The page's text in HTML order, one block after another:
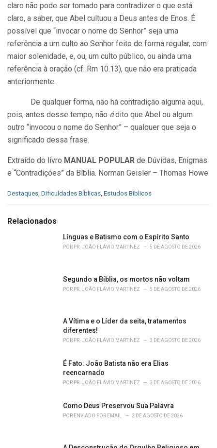
claro não pode ser tomado para contradizer o que está
claro, a saber, que Abel cultuou a Deus antes de Enos. É
possível que “invocar o nome do Senhor” seja uma
referência a um culto ao Senhor feito de forma regular, com
maior solenidade, e, ou, um culto público, ou ainda uma
referência à oração (cf. Rm 10.13), que não era praticada
anteriormente.
De qualquer forma, não há contradição alguma aqui,
pois, antes desse tempo, não édito que Abel ou algum
outro “invocou o nome do Senhor” – qualquer que seja o
significado dessa frase.
Extraído do livro MANUAL POPULAR de Dúvidas, Enigmas
e “Contradições” da Bíblia. Norman Geisler – Thomas Howe
C
e
Destaques Dificuldades Bíblicas Estudos Bíblicos
Relacionados
Línguas e Batismo com o Espírito Santo
POR PR. JOÃO FLÁVIO MARTINEZ 5 DE AGOSTO DE 2026
Segundo a Bíblia, os mortos não voltam
POR PR. JOÃO FLÁVIO MARTINEZ 5 DE AGOSTO DE 2026
A Vítima e o Líder da seita, tratamentos
diferentes!
POR PR. JOÃO FLÁVIO MARTINEZ 3 DE AGOSTO DE 2026
É Fato: João Batista não era Elias
reencarnado
POR PR. JOÃO FLÁVIO MARTINEZ 3 DE AGOSTO DE 2026
Como Deus Preservou Sua Palavra
POR ENVIADO POR EMAIL 2 DE AGOSTO DE 2026